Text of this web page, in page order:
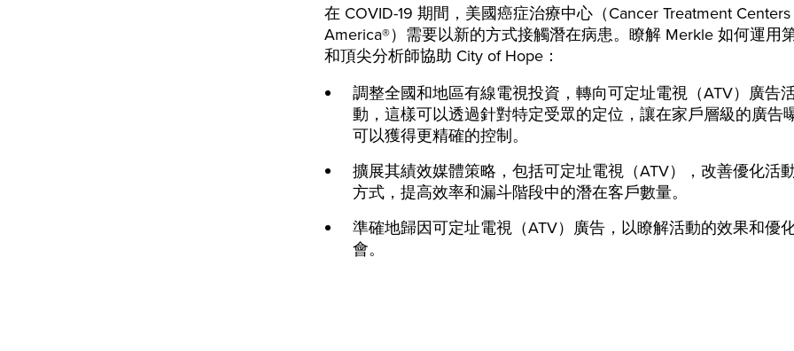
在 COVID-19 期間，美國癌症治療中心（Cancer Treatment
America®）需要以新的方式接觸潛在病患。瞭解 Merkle 如何運用
和頂尖分析師協助 City of Hope：
調整全國和地區有線電視投資，轉向可定址電視（ATV）廣告
動，這樣可以透過針對特定受眾的定位，讓在家戶層級的廣告
可以獲得更精確的控制。
擴展其績效媒體策略，包括可定址電視（ATV），改善優化活
方式，提高效率和漏斗階段中的潛在客戶數量。
準確地歸因可定址電視（ATV）廣告，以瞭解活動的效果和優
會。